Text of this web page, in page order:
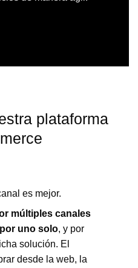
plataforma
es mejor.
múltiples canales
uno solo, y por
solución. El
desde la web, la